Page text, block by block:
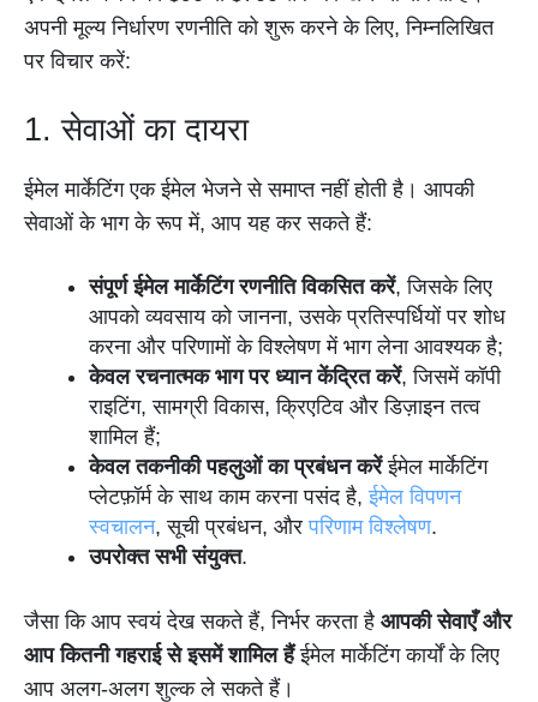
अपनी मूल्य निर्धारण रणनीति को शुरू करने के लिए, निम्नलिखित
पर विचार करें:
1. सेवाओं का दायरा
ईमेल मार्केटिंग एक ईमेल भेजने से समाप्त नहीं होती है। आपकी
सेवाओं के भाग के रूप में, आप यह कर सकते हैं:
संपूर्ण ईमेल मार्केटिंग रणनीति विकसित करें, जिसके लिए
आपको व्यवसाय को जानना, उसके प्रतिस्पर्धियों पर शोध
करना और परिणामों के विश्लेषण में भाग लेना आवश्यक है;
केवल रचनात्मक भाग पर ध्यान केंद्रित करें, जिसमें कॉपी
राइटिंग, सामग्री विकास, क्रिएटिव और डिज़ाइन तत्व
शामिल हैं;
केवल तकनीकी पहलुओं का प्रबंधन करेंईमेल मार्केटिंग
प्लेटफ़ॉर्म के साथ काम करना पसंद है,ईमेल विपणन
स्वचालन, सूची प्रबंधन, औरपरिणाम विश्लेषण.
उपरोक्त सभी संयुक्त.
जैसा कि आप स्वयं देख सकते हैं, निर्भर करता है आपकी सेवाएँ और
आप कितनी गहराई से इसमें शामिल हैंईमेल मार्केटिंग कार्यों के लिए
आप अलग-अलग शुल्क ले सकते हैं।